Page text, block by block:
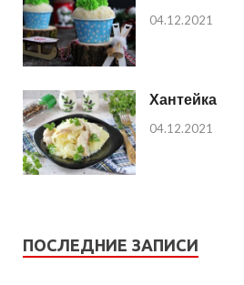
04.12.2021
Хантейка
04.12.2021
ПОСЛЕДНИЕ ЗАПИСИ